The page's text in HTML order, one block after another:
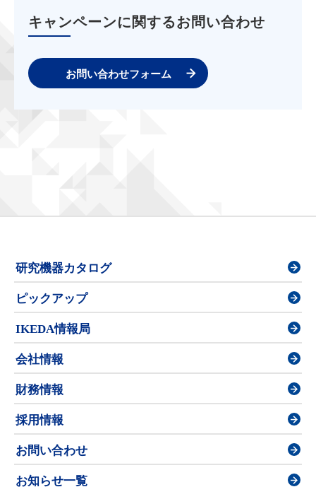
キャンペーンに関するお問い合わせ
お問い合わせフォーム
研究機器カタログ
ピックアップ
IKEDA情報局
会社情報
財務情報
採用情報
お問い合わせ
お知らせ一覧